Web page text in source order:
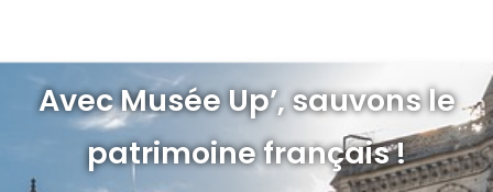
Avec Musée Up’, sauvons le
patrimoine français !